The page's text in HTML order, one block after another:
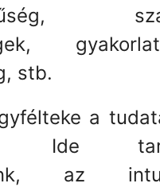
stb.
a
Ide
az